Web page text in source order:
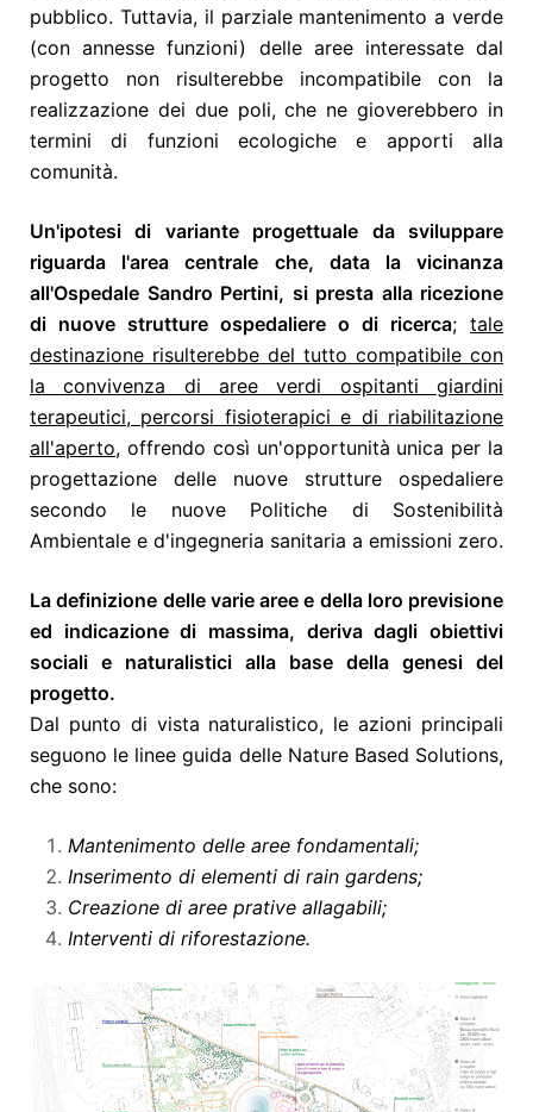
pubblico. Tuttavia, il parziale mantenimento a verde
(con annesse funzioni) delle aree interessate dal
progetto non risulterebbe incompatibile con la
realizzazione dei due poli, che ne gioverebbero in
termini di funzioni ecologiche e apporti alla
comunità.
Un'ipotesi di variante progettuale da sviluppare
riguarda l'area centrale che, data la vicinanza
all'Ospedale Sandro Pertini, si presta alla ricezione
di nuove strutture ospedaliere o di ricerca; tale
destinazione risulterebbe del tutto compatibile con
la convivenza di aree verdi ospitanti giardini
terapeutici, percorsi fisioterapici e di riabilitazione
all'aperto, offrendo così un'opportunità unica per la
progettazione delle nuove strutture ospedaliere
secondo le nuove Politiche di Sostenibilità
Ambientale e d'ingegneria sanitaria a emissioni zero.
La definizione delle varie aree e della loro previsione
ed indicazione di massima, deriva dagli obiettivi
sociali e naturalistici alla base della genesi del
progetto.
Dal punto di vista naturalistico, le azioni principali
seguono le linee guida delle Nature Based Solutions,
che sono:
Mantenimento delle aree fondamentali;
Inserimento di elementi di rain gardens;
Creazione di aree prative allagabili;
Interventi di riforestazione.